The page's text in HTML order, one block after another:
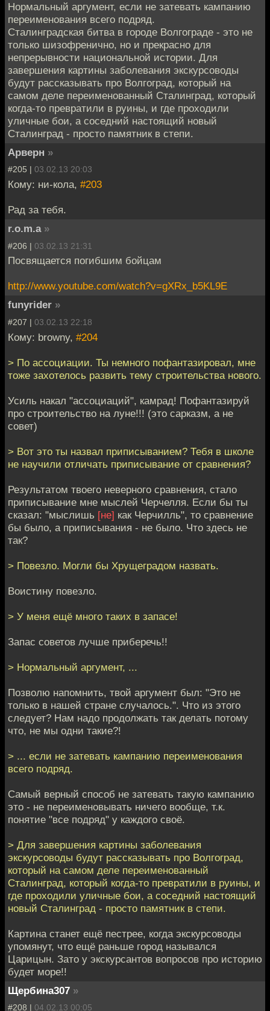
Нормальный аргумент, если не затевать кампанию
переименования всего подряд.
Сталинградская битва в городе Волгограде - это не
только шизофренично, но и прекрасно для
непрерывности национальной истории. Для
завершения картины заболевания экскурсоводы
будут рассказывать про Волгоград, который на
самом деле переименованный Сталинград, который
когда-то превратили в руины, и где проходили
уличные бои, а соседний настоящий новый
Сталинград - просто памятник в степи.
Арверн »
#205 | 03.02.13 20:03
Кому: ни-кола, #203
Рад за тебя.
r.o.m.a »
#206 | 03.02.13 21:31
Посвящается погибшим бойцам
http://www.youtube.com/watch?v=gXRx_b5KL9E
funyrider »
#207 | 03.02.13 22:18
Кому: browny, #204
> По ассоциации. Ты немного пофантазировал, мне
тоже захотелось развить тему строительства нового.
Усиль накал "ассоциаций", камрад! Пофантазируй
про строительство на луне!!! (это сарказм, а не
совет)
> Вот это ты назвал приписыванием? Тебя в школе
не научили отличать приписывание от сравнения?
Результатом твоего неверного сравнения, стало
приписывание мне мыслей Черчелля. Если бы ты
сказал: "мыслишь [не] как Черчилль", то сравнение
бы было, а приписывания - не было. Что здесь не
так?
> Повезло. Могли бы Хрущеградом назвать.
Воистину повезло.
> У меня ещё много таких в запасе!
Запас советов лучше приберечь!!
> Нормальный аргумент, ...
Позволю напомнить, твой аргумент был: "Это не
только в нашей стране случалось.". Что из этого
следует? Нам надо продолжать так делать потому
что, не мы одни такие?!
> ... если не затевать кампанию переименования
всего подряд.
Самый верный способ не затевать такую кампанию
это - не переименовывать ничего вообще, т.к.
понятие "все подряд" у каждого своё.
> Для завершения картины заболевания
экскурсоводы будут рассказывать про Волгоград,
который на самом деле переименованный
Сталинград, который когда-то превратили в руины, и
где проходили уличные бои, а соседний настоящий
новый Сталинград - просто памятник в степи.
Картина станет ещё пестрее, когда экскурсоводы
упомянут, что ещё раньше город назывался
Царицын. Зато у экскурсантов вопросов про историю
будет море!!
Щербина307 »
#208 | 04.02.13 00:05